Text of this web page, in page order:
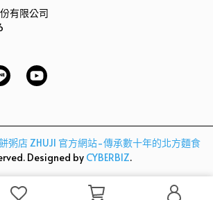
有限公司
粥店 ZHUJI 官方網站-傳承數十年的北方麵食
Designed by CYBERBIZ.